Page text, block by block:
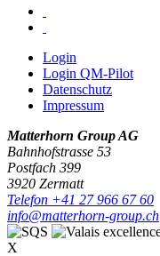
Login
Login QM-Pilot
Datenschutz
Impressum
Matterhorn Group AG
Bahnhofstrasse 53
Postfach 399
3920 Zermatt
Telefon +41 27 966 67 60
info@matterhorn-group.ch
X